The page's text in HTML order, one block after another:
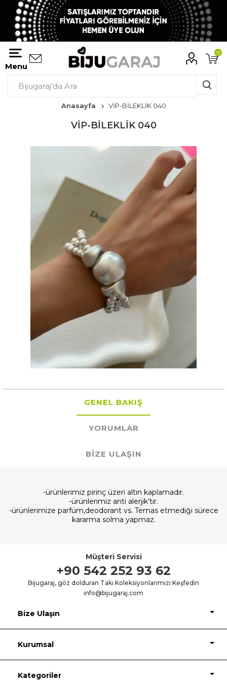
Menu
0
Anasayfa VİP-BİLEKLİK 040
VİP-BİLEKLİK 040
GENEL BAKIŞ
YORUMLAR
BIZE ULAŞIN
-ürünlerimiz pirinç üzeri altın kaplamadır.
-ürünlerimiz anti alerjik’tir.
-ürünlerimize parfüm,deodorant vs. Temas etmediği sürece
kararma solma yapmaz.
Müşteri Servisi
+90 542 252 93 62
Bijugaraj, göz dolduran Takı Koleksiyonlarımızı Keşfedin
info@bijugaraj.com
Bize Ulaşın
Kurumsal
Kategoriler